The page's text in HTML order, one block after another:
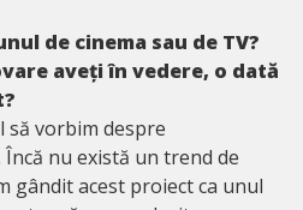
de cinema sau de TV?
aveți în vedere, o dată
să vorbim despre
nu există un trend de
gândit acest proiect ca unul